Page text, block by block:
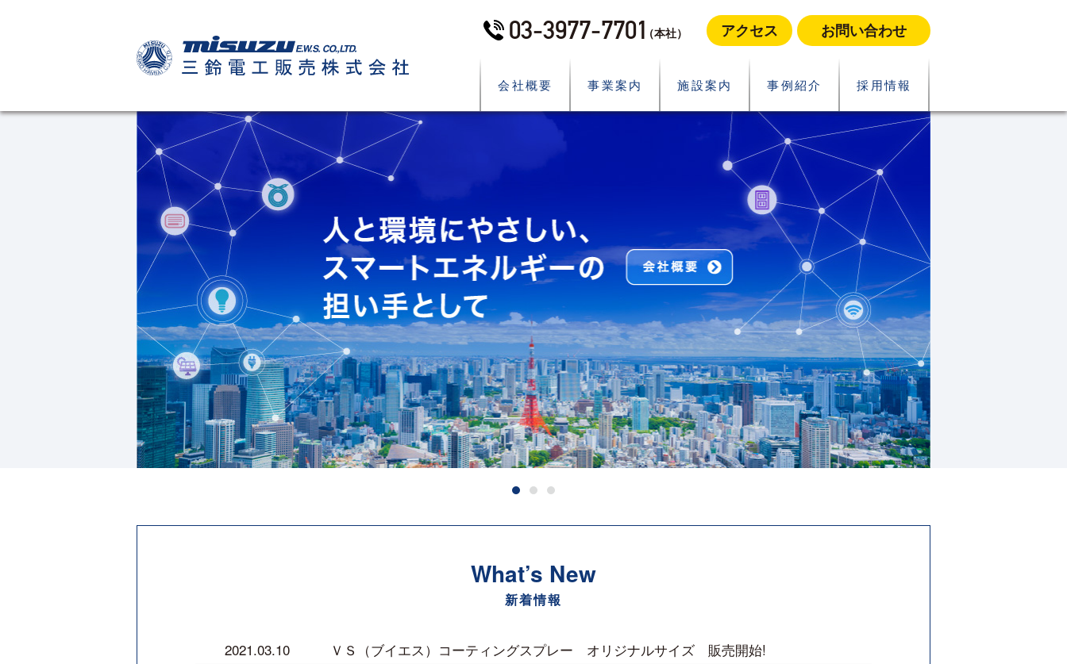
03-3977-7701 （本社） アクセス お問い合わせ
会社概要 事業案内 施設案内 事例紹介 採用情報
What’s New
新着情報
2021.03.10
ＶＳ（ブイエス）コーティングスプレー オリジナルサイズ 販売開始!